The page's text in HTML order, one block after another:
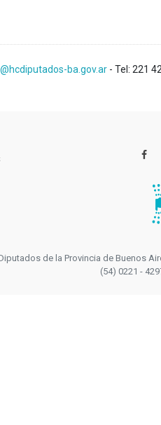
ba.gov.ar - Tel: 221

de la Provincia de Buenos
(54) 0221 -